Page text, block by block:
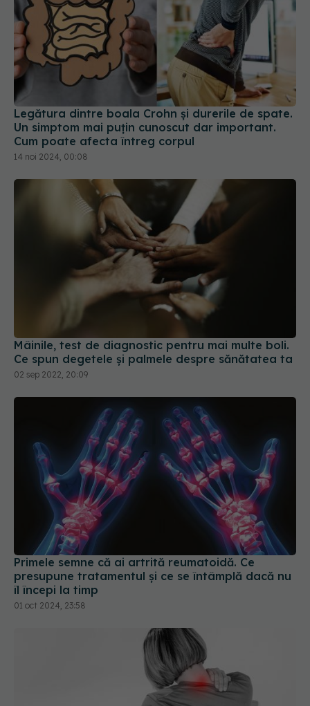
Legătura dintre boala Crohn și durerile de spate.
Un simptom mai puțin cunoscut dar important.
Cum poate afecta întreg corpul
14 noi 2024, 00:08
Mâinile, test de diagnostic pentru mai multe boli.
Ce spun degetele și palmele despre sănătatea ta
02 sep 2022, 20:09
Primele semne că ai artrită reumatoidă. Ce
presupune tratamentul și ce se întâmplă dacă nu
îl începi la timp
01 oct 2024, 23:58